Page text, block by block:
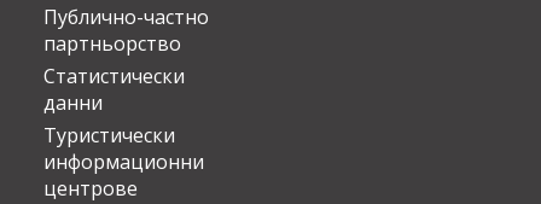
Публично-частно
партньорство
Статистически
данни
Туристически
информационни
центрове